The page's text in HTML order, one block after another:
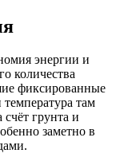
энергии и
количества
фиксированные
там
грунта и
заметно в